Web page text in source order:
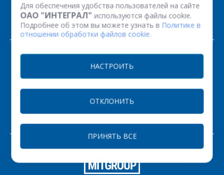
Для обеспечения удобства пользователей на сайте
ОАО "ИНТЕГРАЛ" используются файлы cookie.
Подробнее об этом вы можете узнать в Политике в
отношении обработки файлов cookie.
НАСТРОИТЬ
ОТКЛОНИТЬ
ПРИНЯТЬ ВСЕ
Факс: (+375 17) 338 12 94 УНП 100386629
Рег. номер 100386629 от 01.08.2013 г.
© 2026. Все права защищены.
РАЗРАБОТКА САЙТА
ЗАКАЗАТЬ